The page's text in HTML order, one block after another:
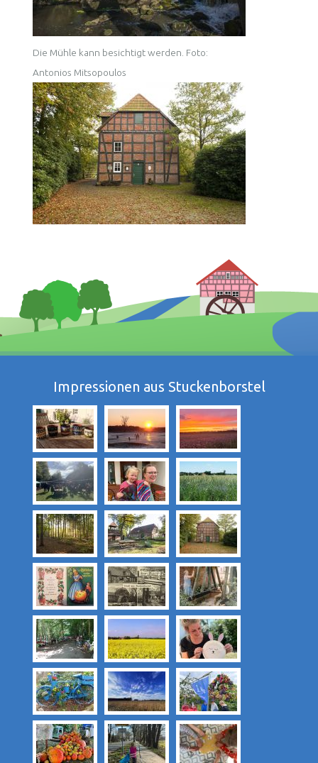
Die Mühle kann besichtigt werden. Foto:
Antonios Mitsopoulos
Impressionen aus Stuckenborstel